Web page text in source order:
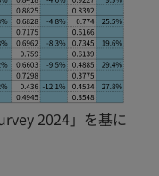
2024」を基に